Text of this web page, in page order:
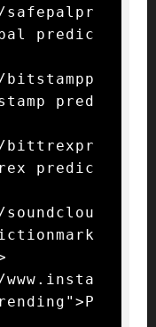
predic
pred
bittrexpr
predic